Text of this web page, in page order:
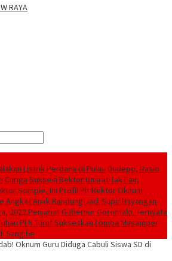
RAYA
Listrik Perdana di Pulau Dudepo, Rasio
Curiga Suksesi Rektor Unsrat Tak Fair,
Sompie, Ini Profil Plt RektorOknum
Angkat Anak Kandung Jadi Supir Bayangan
2022 Penjabat Gubernur Gorontalo. Ternyata
PLN Turut Sukseskan Lomba Masamper
Sangihe
Oknum Guru Diduga Cabuli Siswa SD di